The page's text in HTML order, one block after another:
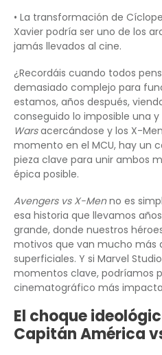
• La transformación de
Xavier podría ser uno de los
jamás llevados al cine.
¿Recordáis cuando todos
demasiado complejo para
estamos, años después,
conseguido lo imposible una
Warsacercándose y los X-
momento en el MCU, hay un
pieza clave para unir ambos
épica posible.
Avengers vs X-Menno es
esa historia que llevamos
grande, donde nuestros
motivos que van mucho más
superficiales. Y si Marvel
momentos clave, podríamos
cinematográfico más
El choque
Capitán América